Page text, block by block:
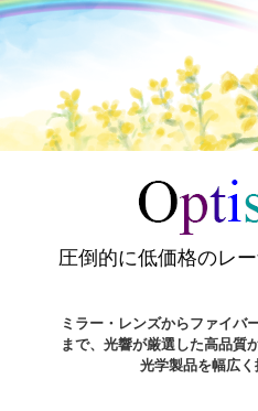
圧倒的に低価格のレ
ミラー・レンズからファイバ
まで、光響が厳選した高品質
光学製品を幅広